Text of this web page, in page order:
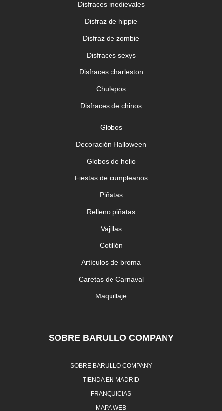
Disfraces medievales
Disfraz de hippie
Disfraz de zombie
Disfraces sexys
Disfraces charleston
Chulapos
Disfraces de chinos
Globos
Decoración Halloween
Globos de helio
Fiestas de cumpleaños
Piñatas
Relleno piñatas
Vajillas
Cotillón
Artículos de broma
Caretas de Carnaval
Maquillaje
SOBRE BARULLO COMPANY
SOBRE BARULLO COMPANY
TIENDA EN MADRID
FRANQUICIAS
MAPA WEB